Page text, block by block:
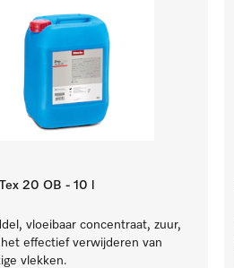
20 OB - 10 l
vloeibaar concentraat, zuur,
effectief verwijderen van
vlekken.